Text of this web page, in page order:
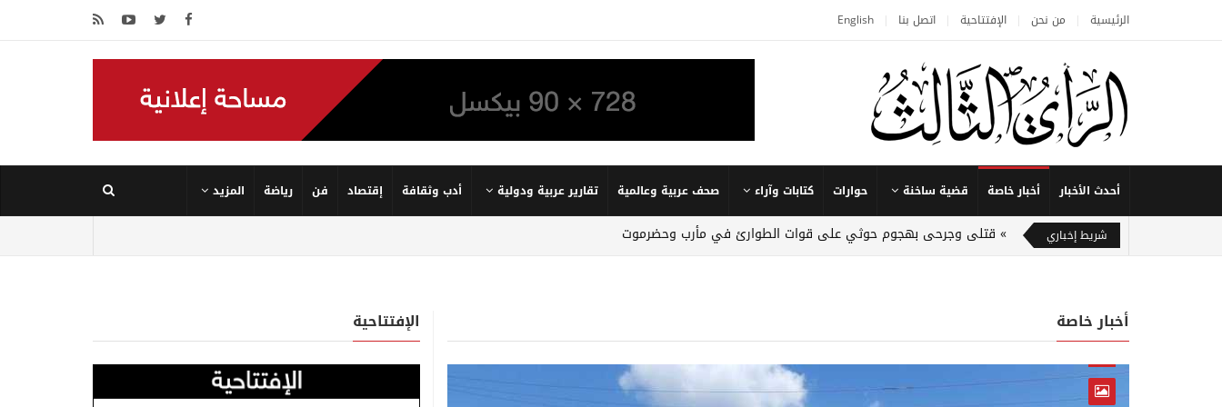
الرئيسية من نحن الإفتتاحية اتصل بنا English
أحدث الأخبار أخبار خاصة قضية ساخنة حوارات كتابات وآراء صحف عربية وعالمية تقارير عربية ودولية أدب وثقافة إقتصاد فن رياضة المزيد
شريط إخباري قتلى وجرحى بهجوم حوثي على قوات الطوارئ في مأرب وحضرموت
أخبار خاصة الإفتتاحية